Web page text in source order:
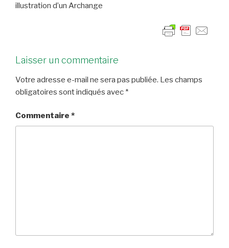
illustration d’un Archange
Laisser un commentaire
Votre adresse e-mail ne sera pas publiée. Les champs
obligatoires sont indiqués avec *
Commentaire *